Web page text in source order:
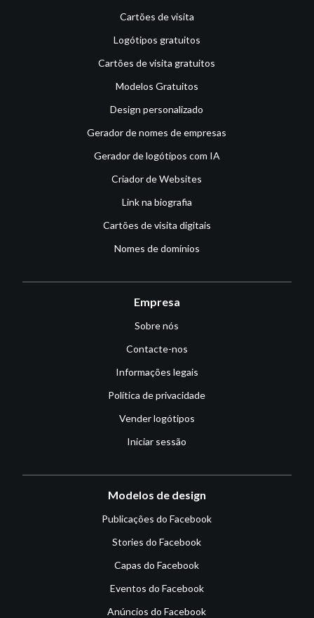
Cartões de visita
Logótipos gratuitos
Cartões de visita gratuitos
Modelos Gratuitos
Design personalizado
Gerador de nomes de empresas
Gerador de logótipos com IA
Criador de Websites
Link na biografia
Cartões de visita digitais
Nomes de domínios
Empresa
Sobre nós
Contacte-nos
Informações legais
Política de privacidade
Vender logótipos
Iniciar sessão
Modelos de design
Publicações do Facebook
Stories do Facebook
Capas do Facebook
Eventos do Facebook
Anúncios do Facebook